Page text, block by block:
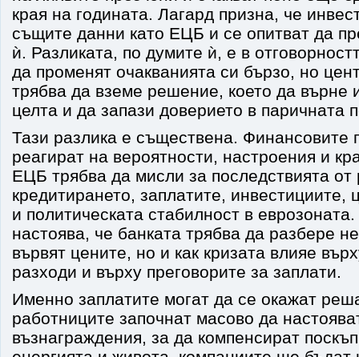
края на годината. Лагард призна, че
същите данни като ЕЦБ и се опитват да
ѝ. Разликата, по думите ѝ, е в
да променят очакванията си бързо, но
трябва да вземе решение, което да върне
целта и да запази доверието в паричната
Тази разлика е съществена. Финансовите
реагират на вероятности, настроения и
ЕЦБ трябва да мисли за последствията
кредитирането, заплатите, инвестициите,
и политическата стабилност в
настоява, че банката трябва да разбере
вървят цените, но и как кризата влияе
разходи и върху преговорите за заплати.
Именно заплатите могат да се окажат
работниците започнат масово да
възнаграждения, за да компенсират